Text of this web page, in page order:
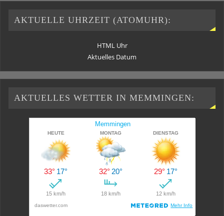
AKTUELLE UHRZEIT (ATOMUHR):
HTML Uhr
Aktuelles Datum
AKTUELLES WETTER IN MEMMINGEN: